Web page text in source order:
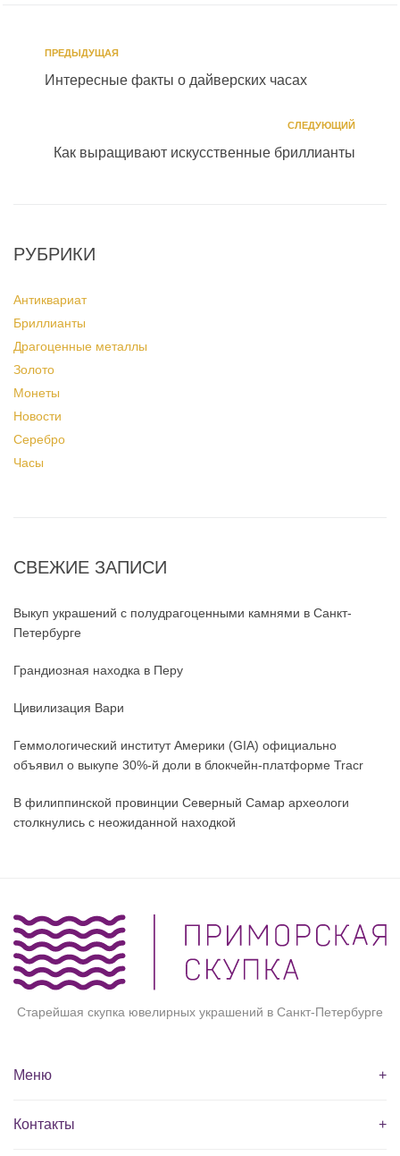
ПРЕДЫДУЩАЯ
Интересные факты о дайверских часах
СЛЕДУЮЩИЙ
Как выращивают искусственные бриллианты
РУБРИКИ
Антиквариат
Бриллианты
Драгоценные металлы
Золото
Монеты
Новости
Серебро
Часы
СВЕЖИЕ ЗАПИСИ
Выкуп украшений с полудрагоценными камнями в Санкт-
Петербурге
Грандиозная находка в Перу
Цивилизация Вари
Геммологический институт Америки (GIA) официально
объявил о выкупе 30%-й доли в блокчейн-платформе Tracr
В филиппинской провинции Северный Самар археологи
столкнулись с неожиданной находкой
Старейшая скупка ювелирных украшений в Санкт-Петербурге
Меню +
Контакты +